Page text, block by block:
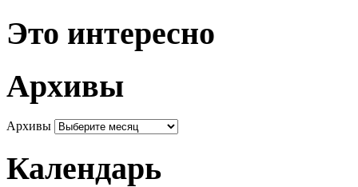
Это интересно
Архивы
Архивы
Календарь